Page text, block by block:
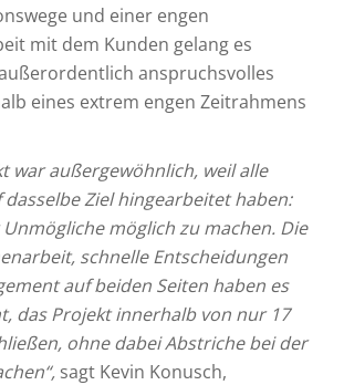
und einer engen
mit dem Kunden gelang es
anspruchsvolles
eines extrem engen Zeitrahmens
war außergewöhnlich, weil alle
Ziel hingearbeitet haben:
möglich zu machen. Die
schnelle Entscheidungen
auf beiden Seiten haben es
das Projekt innerhalb von nur 17
ohne dabei Abstriche bei der
sagt Kevin Konusch,